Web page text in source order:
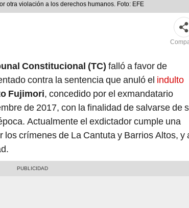
otra violación a los derechos humanos. Foto: EFE
Constitucional (TC) falló a favor de
contra la sentencia que anuló el indulto
Fujimori, concedido por el exmandatario
de 2017, con la finalidad de salvarse de
Actualmente el exdictador cumple una
los crímenes de La Cantuta y Barrios Altos, y